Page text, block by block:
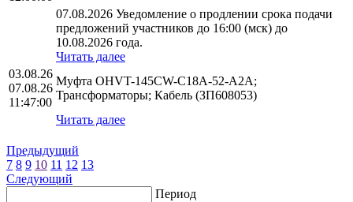
07.08.2026 Уведомление о продлении срока подачи
предложений участников до 16:00 (мск) до
10.08.2026 года.
Читать далее
03.08.26
07.08.26
11:47:00
Муфта OHVT-145CW-C18A-52-A2A;
Трансформаторы; Кабель (ЗП608053)
Читать далее
Предыдущий
7 8 9 10 11 12 13
Следующий
Период